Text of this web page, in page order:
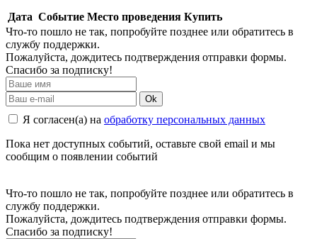
Дата Событие Место проведения Купить
Что-то пошло не так, попробуйте позднее или обратитесь в
службу поддержки.
Пожалуйста, дождитесь подтверждения отправки формы.
Спасибо за подписку!
Ok
Я согласен(а) на обработку персональных данных
Пока нет доступных событий, оставьте свой email и мы
сообщим о появлении событий
Что-то пошло не так, попробуйте позднее или обратитесь в
службу поддержки.
Пожалуйста, дождитесь подтверждения отправки формы.
Спасибо за подписку!